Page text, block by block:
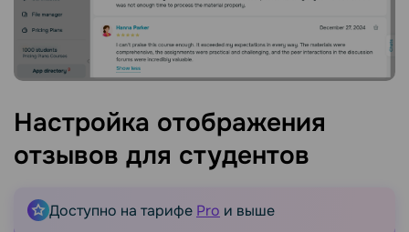
Настройка отображения
отзывов для студентов
Доступно на тарифе Pro и выше